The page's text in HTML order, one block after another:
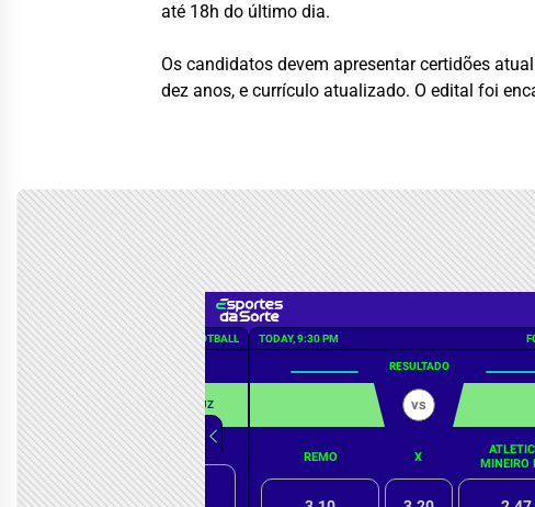
até 18h do último dia.
Os candidatos devem apresentar certidões
dez anos, e currículo atualizado. O edital foi